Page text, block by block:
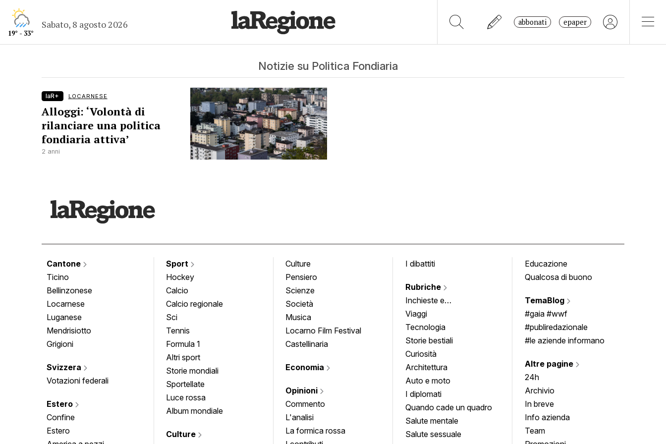
19° - 33°
Sabato, 8 agosto 2026 abbonati epaper
Notizie su Politica Fondiaria
laR+ LOCARNESE
Alloggi: ‘Volontà di
rilanciare una politica
fondiaria attiva’
2 anni
Cantone
Ticino
Bellinzonese
Locarnese
Luganese
Mendrisiotto
Grigioni
Svizzera
Votazioni federali
Estero
Confine
Estero
Sport
Hockey
Calcio
Calcio regionale
Sci
Tennis
Formula 1
Altri sport
Storie mondiali
Sportellate
Luce rossa
Album mondiale
Culture
Culture
Pensiero
Scienze
Società
Musica
Locarno Film Festival
Castellinaria
Economia
Opinioni
Commento
L'analisi
La formica rossa
I dibattiti
Rubriche
Inchieste e
approfondimenti
Viaggi
Tecnologia
Storie bestiali
Curiosità
Architettura
Auto e moto
I diplomati
Quando cade un quadro
Salute mentale
Salute sessuale
Educazione
Qualcosa di buono
TemaBlog
#gaia #wwf
#publiredazionale
#le aziende informano
Altre pagine
24h
Archivio
In breve
Info azienda
Team